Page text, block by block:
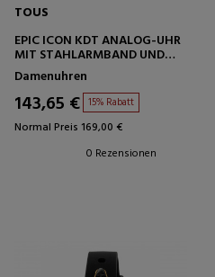
TOUS
EPIC ICON KDT ANALOG-UHR
MIT STAHLARMBAND UND
PERLMUTTZIFFERBLATT
Damenuhren
143,65 € 15% Rabatt
Normal Preis 169,00 €
0 Rezensionen